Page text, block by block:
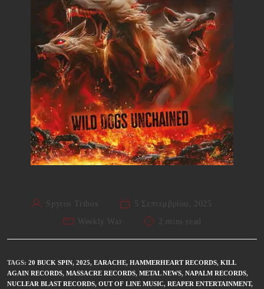
Spyros Tribos
5 Σεπτεμβρίου, 2025
Weekly War
2 mins read
TAGS: 20 BUCK SPIN, 2025, EARACHE, HAMMERHEART RECORDS, KILL
AGAIN RECORDS, MASSACRE RECORDS, METAL NEWS, NAPALM RECORDS,
NUCLEAR BLAST RECORDS, OUT OF LINE MUSIC, REAPER ENTERTAINMENT,